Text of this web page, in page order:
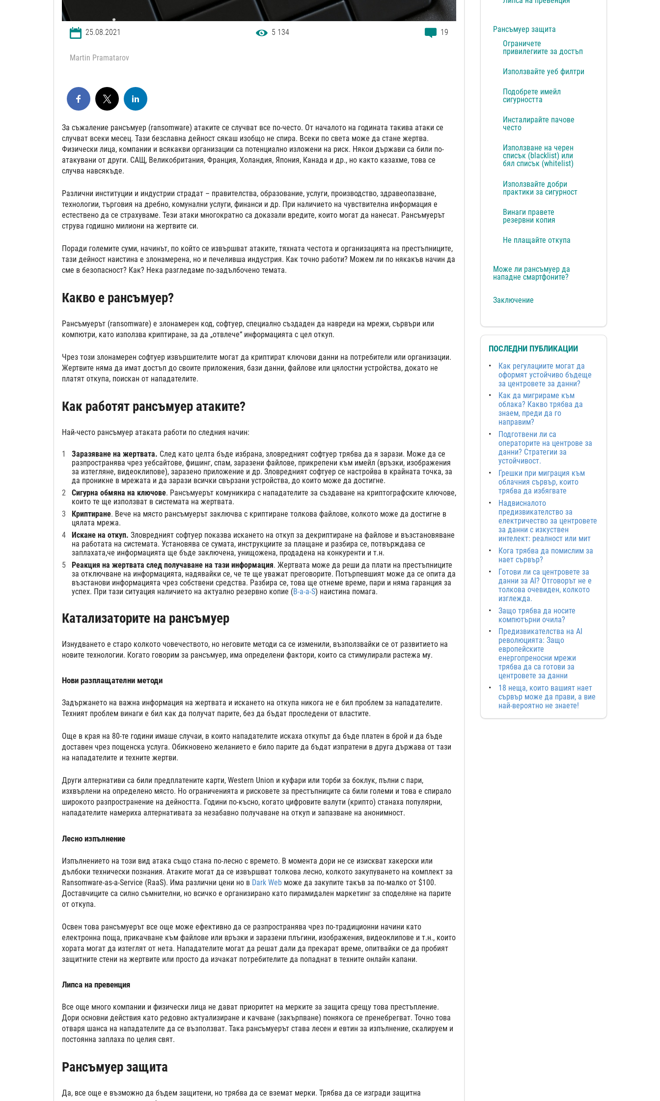
25.08.2021 5 134 19
Martin Pramatarov
За съжаление рансъмуер (ransomware) атаките се случват все по-често. От началото на годината такива атаки се
случват всеки месец. Тази безславна дейност сякаш изобщо не спира. Всеки по света може да стане жертва.
Физически лица, компании и всякакви организации са потенциално изложени на риск. Някои държави са били по-
атакувани от други. САЩ, Великобритания, Франция, Холандия, Япония, Канада и др., но както казахме, това се
случва навсякъде.
Различни институции и индустрии страдат – правителства, образование, услуги, производство, здравеопазване,
технологии, търговия на дребно, комунални услуги, финанси и др. При наличието на чувствителна информация е
естествено да се страхуваме. Тези атаки многократно са доказали вредите, които могат да нанесат. Рансъмуерът
струва годишно милиони на жертвите си.
Поради големите суми, начинът, по който се извършват атаките, тяхната честота и организацията на престъпниците,
тази дейност наистина е злонамерена, но и печеливша индустрия. Как точно работи? Можем ли по някакъв начин да
сме в безопасност? Как? Нека разгледаме по-задълбочено темата.
Какво е рансъмуер?
Рансъмуерът (ransomware) е злонамерен код, софтуер, специално създаден да навреди на мрежи, сървъри или
компютри, като използва криптиране, за да „отвлече“ информацията с цел откуп.
Чрез този злонамерен софтуер извършителите могат да криптират ключови данни на потребители или организации.
Жертвите няма да имат достъп до своите приложения, бази данни, файлове или цялостни устройства, докато не
платят откупа, поискан от нападателите.
Как работят рансъмуер атаките?
Най-често рансъмуер атаката работи по следния начин:
Заразяване на жертвата. След като целта бъде избрана, зловредният софтуер трябва да я зарази. Може да се
разпространява чрез уебсайтове, фишинг, спам, заразени файлове, прикрепени към имейл (връзки, изображения
за изтегляне, видеоклипове), заразено приложение и др. Зловредният софтуер се настройва в крайната точка, за
да проникне в мрежата и да зарази всички свързани устройства, до които може да достигне.
Сигурна обмяна на ключове. Рансъмуерът комуникира с нападателите за създаване на криптографските ключове,
които те ще използват в системата на жертвата.
Криптиране. Вече на място рансъмуерът заключва с криптиране толкова файлове, колкото може да достигне в
цялата мрежа.
Искане на откуп. Зловредният софтуер показва искането на откуп за декриптиране на файлове и възстановяване
на работата на системата. Установява се сумата, инструкциите за плащане и разбира се, потвърждава се
заплахата,че информацията ще бъде заключена, унищожена, продадена на конкуренти и т.н.
Реакция на жертвата след получаване на тази информация. Жертвата може да реши да плати на престъпниците
за отключване на информацията, надявайки се, че те ще уважат преговорите. Потърпевшият може да се опита да
възстанови информацията чрез собствени средства. Разбира се, това ще отнеме време, пари и няма гаранция за
успех. При тази ситуация наличието на актуално резервно копие (B-a-a-S) наистина помага.
Катализаторите на рансъмуер
Изнудването е старо колкото човечеството, но неговите методи са се изменили, възползвайки се от развитието на
новите технологии. Когато говорим за рансъмуер, има определени фактори, които са стимулирали растежа му.
Нови разплащателни методи
Задържането на важна информация на жертвата и искането на откупа никога не е бил проблем за нападателите.
Техният проблем винаги е бил как да получат парите, без да бъдат проследени от властите.
Още в края на 80-те години имаше случаи, в които нападателите искаха откупът да бъде платен в брой и да бъде
доставен чрез пощенска услуга. Обикновено желанието е било парите да бъдат изпратени в друга държава от тази
на нападателите и техните жертви.
Други алтернативи са били предплатените карти, Western Union и куфари или торби за боклук, пълни с пари,
изхвърлени на определено място. Но ограниченията и рисковете за престъпниците са били големи и това е спирало
широкото разпространение на дейността. Години по-късно, когато цифровите валути (крипто) станаха популярни,
нападателите намериха алтернативата за незабавно получаване на откуп и запазване на анонимност.
Лесно изпълнение
Изпълнението на този вид атака също стана по-лесно с времето. В момента дори не се изискват хакерски или
дълбоки технически познания. Атаките могат да се извършват толкова лесно, колкото закупуването на комплект за
Ransomware-as-a-Service (RaaS). Има различни цени но в Dark Webможе да закупите такъв за по-малко от $100.
Доставчиците са силно съмнителни, но всичко е организирано като пирамидален маркетинг за споделяне на парите
от откупа.
Освен това рансъмуерът все още може ефективно да се разпространява чрез по-традиционни начини като
електронна поща, прикачване към файлове или връзки и заразени плъгини, изображения, видеоклипове и т.н., които
хората могат да изтеглят от нета. Нападателите могат да решат дали да прекарат време, опитвайки се да пробият
защитните стени на жертвите или просто да изчакат потребителите да попаднат в техните онлайн капани.
Липса на превенция
Все още много компании и физически лица не дават приоритет на мерките за защита срещу това престъпление.
Дори основни действия като редовно актуализиране и качване (закърпване) понякога се пренебрегват. Точно това
отваря шанса на нападателите да се възползват. Така рансъмуерът става лесен и евтин за изпълнение, скалируем и
постоянна заплаха по целия свят.
Рансъмуер защита
Да, все още е възможно да бъдем защитени, но трябва да се вземат мерки. Трябва да се изгради защитна
Рансъмуер защита
Ограничете
привилегиите за достъп
Използвайте уеб филтри
Подобрете имейл
сигурността
Инсталирайте пачове
често
Използване на черен
списък (blacklist) или
бял списък (whitelist)
Използвайте добри
практики за сигурност
Винаги правете
резервни копия
Не плащайте откупа
Може ли рансъмуер да
нападне смартфоните?
Заключение
ПОСЛЕДНИ ПУБЛИКАЦИИ
Как регулациите могат да
оформят устойчиво бъдеще
за центровете за данни?
Как да мигрираме към
облака? Какво трябва да
знаем, преди да го
направим?
Подготвени ли са
операторите на центрове за
данни? Стратегии за
устойчивост.
Грешки при миграция към
облачния сървър, които
трябва да избягвате
Надвисналото
предизвикателство за
електричество за центровете
за данни с изкуствен
интелект: реалност или мит
Кога трябва да помислим за
нает сървър?
Готови ли са центровете за
данни за AI? Отговорът не е
толкова очевиден, колкото
изглежда.
Защо трябва да носите
компютърни очила?
Предизвикателства на AI
революцията: Защо
европейските
енергопреносни мрежи
трябва да са готови за
центровете за данни
18 неща, които вашият нает
сървър може да прави, а вие
най-вероятно не знаете!